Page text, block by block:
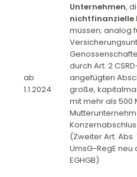
ab
1.1.2024
Unternehmen,
nichtfinanzielle
müssen; analog
durch Art. 2
angefügten
große,
mit mehr als 500
(Zweiter Art. Abs.
UmsG-RegE
EGHGB)